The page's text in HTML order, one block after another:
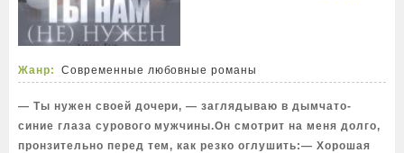
Жанр: Современные любовные романы
— Ты нужен своей дочери, — заглядываю в дымчато-
синие глаза сурового мужчины.Он смотрит на меня долго,
пронзительно перед тем, как резко оглушить:— Хорошая